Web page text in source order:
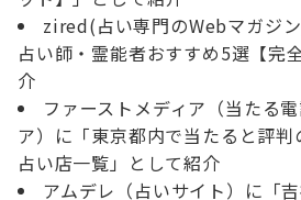
zired(占い専門のWebマガジ
占い師・霊能者おすすめ5選【完
介
ファーストメディア（当たる
ア）に「東京都内で当たると評
占い店一覧」として紹介
アムデレ（占いサイト）に「